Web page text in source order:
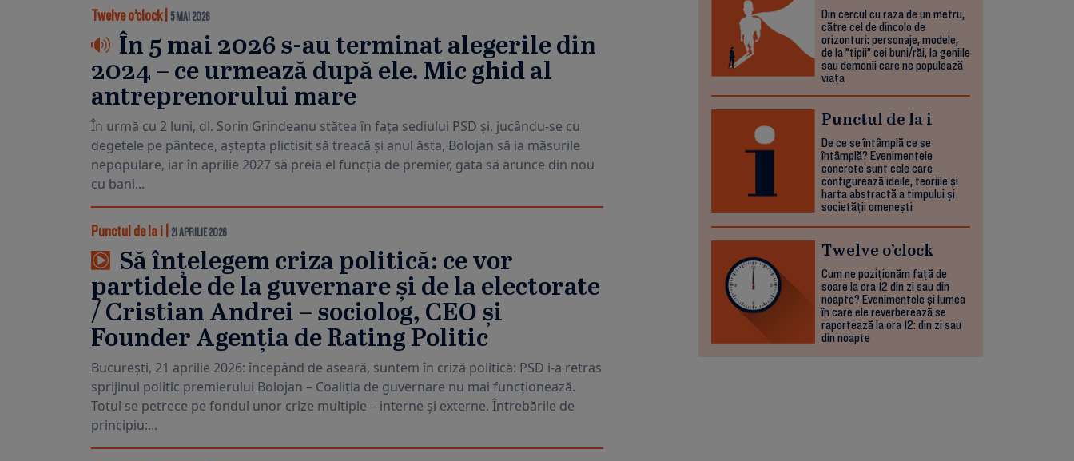
Twelve o’clock| 5 MAI 2026
În 5 mai 2026 s-au terminat alegerile din
2024 – ce urmează după ele. Mic ghid al
antreprenorului mare
În urmă cu 2 luni, dl. Sorin Grindeanu stătea în fața sediului PSD și, jucându-se cu
degetele pe pântece, aștepta plictisit să treacă și anul ăsta, Bolojan să ia măsurile
nepopulare, iar în aprilie 2027 să preia el funcția de premier, gata să arunce din nou
cu bani...
Punctul de la i 21 APRILIE 2026
Să înțelegem criza politică: ce vor
partidele de la guvernare și de la electorate
/ Cristian Andrei – sociolog, CEO și
Founder Agenția de Rating Politic
București, 21 aprilie 2026: începând de aseară, suntem în criză politică: PSD i-a retras
sprijinul politic premierului Bolojan – Coaliția de guvernare nu mai funcționează.
Totul se petrece pe fondul unor crize multiple – interne și externe. Întrebările de
principiu:...
Din cercul cu raza de un metru,
către cel de dincolo de
orizonturi: personaje, modele,
de la ”tipii” cei buni/răi, la geniile
sau demonii care ne populează
viața
Punctul de la i
De ce se întâmplă ce se
întâmplă? Evenimentele
concrete sunt cele care
configurează ideile, teoriile și
harta abstractă a timpului și
societății omenești
Twelve o’clock
Cum ne poziționăm față de
soare la ora 12 din zi sau din
noapte? Evenimentele și lumea
în care ele reverberează se
raportează la ora 12: din zi sau
din noapte